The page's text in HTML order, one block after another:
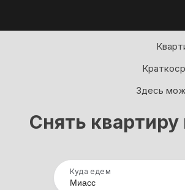
Здесь
Снять
Куда едем